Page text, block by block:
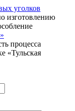
уголков
изготовлению
процесса
«Тульская